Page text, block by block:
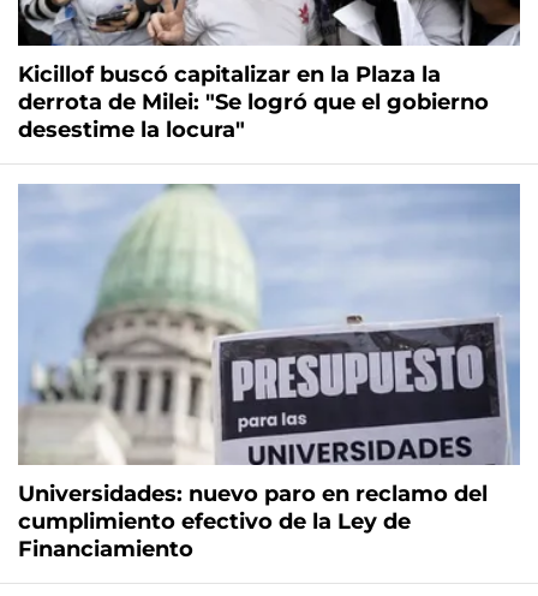
Kicillof buscó capitalizar en la Plaza la
derrota de Milei: "Se logró que el gobierno
desestime la locura"
Universidades: nuevo paro en reclamo del
cumplimiento efectivo de la Ley de
Financiamiento